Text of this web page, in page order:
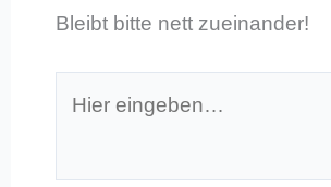
Bleibt bitte nett zueinander!
eingeben…